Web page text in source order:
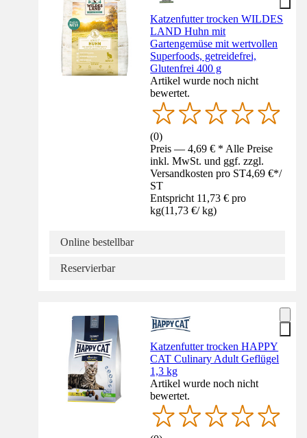
Katzenfutter trocken WILDES
LAND Huhn mit
Gartengemüse mit wertvollen
Superfoods, getreidefrei,
Glutenfrei 400 g
Artikel wurde noch nicht
bewertet.
(0)
Preis — 4,69 € * Alle Preise
inkl. MwSt. und ggf. zzgl.
Versandkosten pro ST4,69 €*/
ST
Entspricht 11,73 € pro
kg(11,73 €/ kg)
Online bestellbar
Reservierbar
Katzenfutter trocken HAPPY
CAT Culinary Adult Geflügel
1,3 kg
Artikel wurde noch nicht
bewertet.